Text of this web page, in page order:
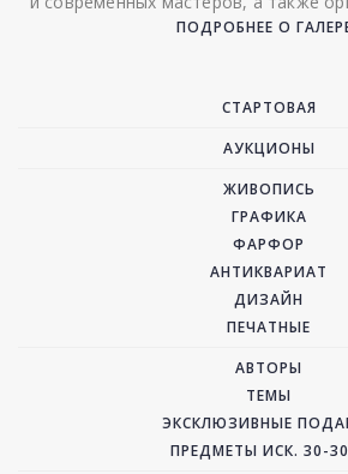
ПОДРОБНЕЕ О
СТАРТОВАЯ
АУКЦИОНЫ
ЖИВОПИСЬ
ГРАФИКА
ФАРФОР
АНТИКВАРИАТ
ДИЗАЙН
ПЕЧАТНЫЕ
АВТОРЫ
ТЕМЫ
ЭКСКЛЮЗИВНЫЕ
ПРЕДМЕТЫ ИСК. 30-